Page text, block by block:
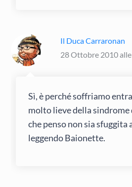
Il Duca Carraronan
28 Ottobre 2010
Sì, è perché soffriamo
molto lieve della sindrome
che penso non sia sfuggita
leggendo Baionette.